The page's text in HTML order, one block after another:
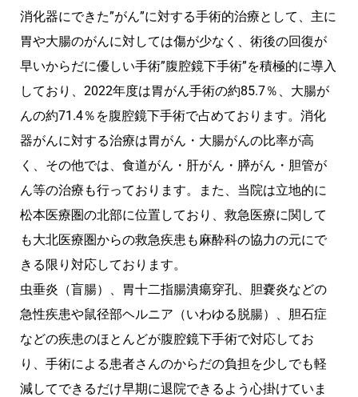
消化器にできた”がん”に対する手術的治療として、主に
胃や大腸のがんに対しては傷が少なく、術後の回復が
早いからだに優しい手術”腹腔鏡下手術”を積極的に導入
しており、2022年度は胃がん手術の約85.7％、大腸が
んの約71.4％を腹腔鏡下手術で占めております。消化
器がんに対する治療は胃がん・大腸がんの比率が高
く、その他では、食道がん・肝がん・膵がん・胆管が
ん等の治療も行っております。また、当院は立地的に
松本医療圏の北部に位置しており、救急医療に関して
も大北医療圏からの救急疾患も麻酔科の協力の元にで
きる限り対応しております。
虫垂炎（盲腸）、胃十二指腸潰瘍穿孔、胆嚢炎などの
急性疾患や鼠径部ヘルニア（いわゆる脱腸）、胆石症
などの疾患のほとんどが腹腔鏡下手術で対応してお
り、手術による患者さんのからだの負担を少しでも軽
減してできるだけ早期に退院できるよう心掛けていま